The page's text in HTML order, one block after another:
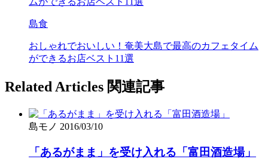
島食
おしゃれでおいしい！奄美大島で最高のカフェタイム
ができるお店ベスト11選
Related Articles 関連記事
島モノ 2016/03/10
「あるがまま」を受け入れる「富田酒造場」